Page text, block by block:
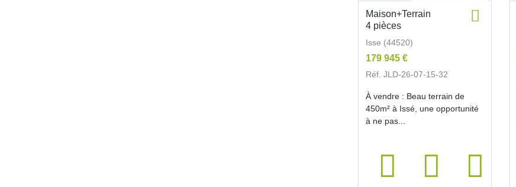
Maison+Terrain
4 pièces
Isse (44520)
179 945 €
Réf. JLD-26-07-15-32
À vendre : Beau terrain de
450m² à Issé, une opportunité
à ne pas...